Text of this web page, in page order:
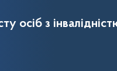
осіб з